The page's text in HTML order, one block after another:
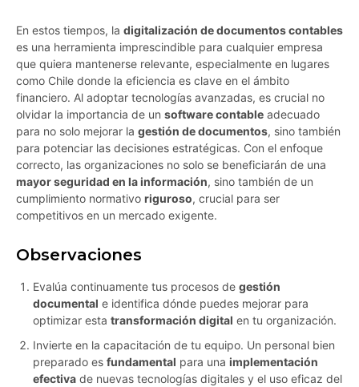
En estos tiempos, la digitalización de documentos contables
es una herramienta imprescindible para cualquier empresa
que quiera mantenerse relevante, especialmente en lugares
como Chile donde la eficiencia es clave en el ámbito
financiero. Al adoptar tecnologías avanzadas, es crucial no
olvidar la importancia de un software contable adecuado
para no solo mejorar la gestión de documentos, sino también
para potenciar las decisiones estratégicas. Con el enfoque
correcto, las organizaciones no solo se beneficiarán de una
mayor seguridad en la información, sino también de un
cumplimiento normativo riguroso, crucial para ser
competitivos en un mercado exigente.
Observaciones
Evalúa continuamente tus procesos de gestión
documental e identifica dónde puedes mejorar para
optimizar esta transformación digital en tu organización.
Invierte en la capacitación de tu equipo. Un personal bien
preparado es fundamental para una implementación
efectiva de nuevas tecnologías digitales y el uso eficaz del